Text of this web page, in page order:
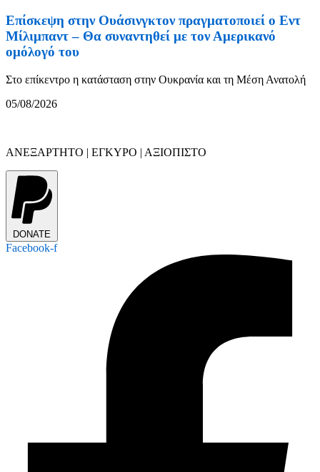
Επίσκεψη στην Ουάσινγκτον πραγματοποιεί ο Εντ
Μίλιμπαντ – Θα συναντηθεί με τον Αμερικανό
ομόλογό του
Στο επίκεντρο η κατάσταση στην Ουκρανία και τη Μέση Ανατολή
05/08/2026
ΑΝΕΞΑΡΤΗΤΟ | ΕΓΚΥΡΟ | ΑΞΙΟΠΙΣΤΟ
DONATE
Facebook-f